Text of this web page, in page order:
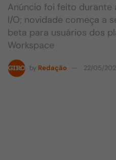
Anúncio foi feito durante
I/O; novidade começa a
beta para usuários dos
Workspace
by Redação 22/05/